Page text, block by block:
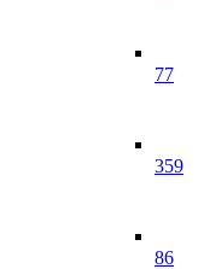
77
359
86